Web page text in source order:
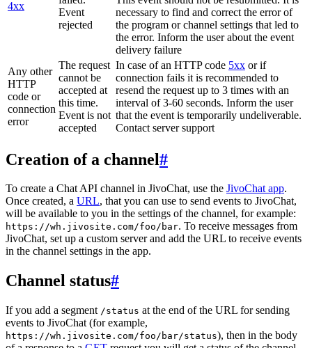
4xx
Event
rejected
necessary to find and correct the error of
the program or channel settings that led to
the error. Inform the user about the event
delivery failure
Any other
HTTP
code or
connection
error
The request
cannot be
accepted at
this time.
Event is not
accepted
In case of an HTTP code 5xx or if
connection fails it is recommended to
resend the request up to 3 times with an
interval of 3-60 seconds. Inform the user
that the event is temporarily undeliverable.
Contact server support
Creation of a channel#
To create a Chat API channel in JivoChat, use the JivoChat app.
Once created, a URL, that you can use to send events to JivoChat,
will be available to you in the settings of the channel, for example:
https://wh.jivosite.com/foo/bar. To receive messages from
JivoChat, set up a custom server and add the URL to receive events
in the channel settings in the app.
Channel status#
If you add a segment /status at the end of the URL for sending
events to JivoChat (for example,
https://wh.jivosite.com/foo/bar/status), then in the body